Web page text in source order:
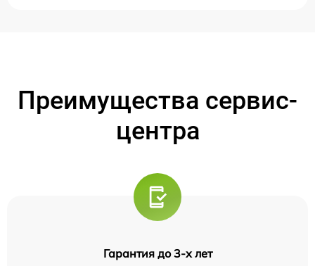
Преимущества сервис-
центра
Гарантия до 3-х лет